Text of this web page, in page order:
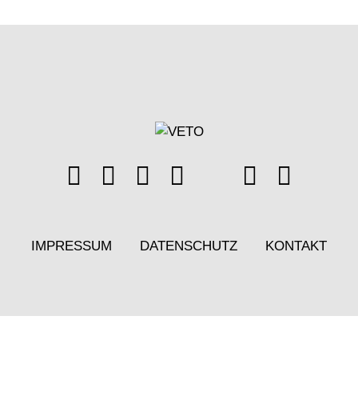
IMPRESSUM DATENSCHUTZ KONTAKT